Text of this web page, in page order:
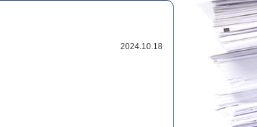
2024.10.18